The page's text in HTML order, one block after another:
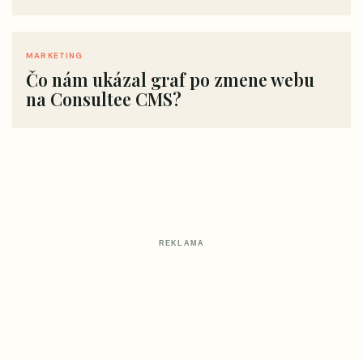
MARKETING
Čo nám ukázal graf po zmene webu
na Consultee CMS?
REKLAMA